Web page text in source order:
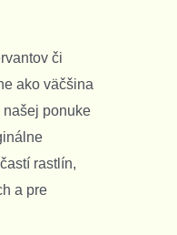
či
ako väčšina
našej ponuke
rastlín,
a pre